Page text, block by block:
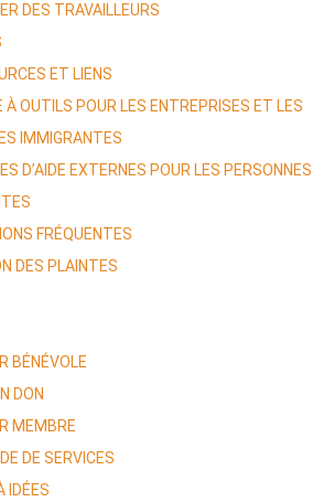
DES TRAVAILLEURS
ET LIENS
À OUTILS POUR LES ENTREPRISES ET LES
IMMIGRANTES
D’AIDE EXTERNES POUR LES PERSONNES
FRÉQUENTES
DES PLAINTES
BÉNÉVOLE
DON
MEMBRE
DE SERVICES
IDÉES